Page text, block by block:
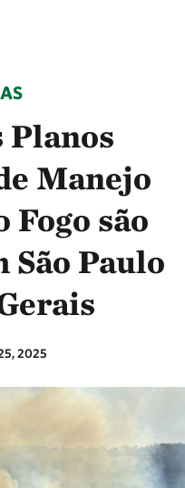
Manejo
Fogo são
São Paulo
2025